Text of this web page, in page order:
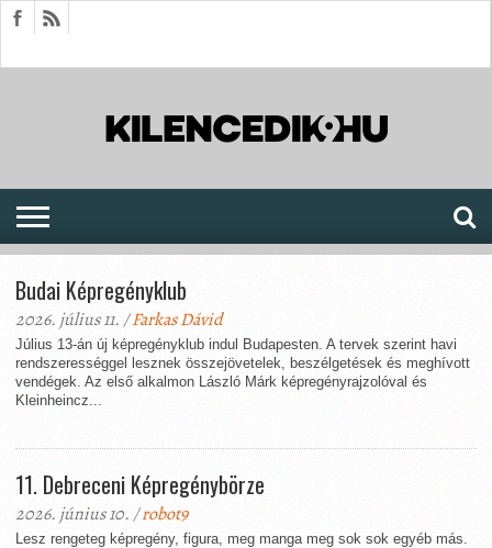
Budai Képregényklub
2026. július 11. /Farkas Dávid
Július 13-án új képregényklub indul Budapesten. A tervek szerint havi
rendszerességgel lesznek összejövetelek, beszélgetések és meghívott
vendégek. Az első alkalmon László Márk képregényrajzolóval és
Kleinheincz...
11. Debreceni Képregénybörze
2026. június 10. /robot9
Lesz rengeteg képregény, figura, meg manga meg sok sok egyéb más.